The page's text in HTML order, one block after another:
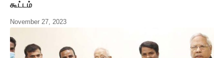
கூட்டம்
November 27, 2023